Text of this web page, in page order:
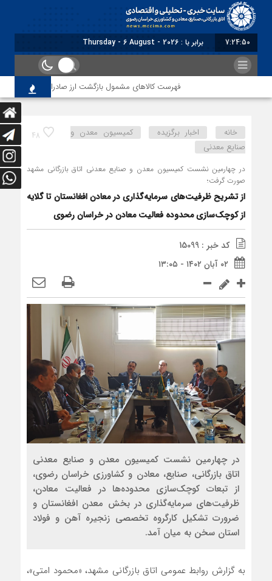
7:24:51 برابر با : Thursday - 6 August - 2026
فهرست کالاهای مشمول بازگشت ارز صادراتی از طریق سامانه
48 خانه اخبار برگزیده
کمیسیون معدن و
صنایع معدنی
در چهارمین نشست کمیسیون معدن و صنایع معدنی اتاق بازرگانی مشهد
صورت گرفت؛
از تشریح ظرفیت‌های سرمایه‌گذاری در معادن افغانستان تا گلایه
از کوچک‌سازی محدوده فعالیت معادن در خراسان رضوی
کد خبر : 15099
۰۲ آبان ۱۴۰۲ - ۱۳:۰۵
در چهارمین نشست کمیسیون معدن و صنایع معدنی
اتاق بازرگانی، صنایع، معادن و کشاورزی خراسان رضوی،
از تبعات کوچک‌سازی محدوده‌ها در فعالیت معادن،
ظرفیت‌های سرمایه‌گذاری در بخش معدن افغانستان و
ضرورت تشکیل کارگروه تخصصی زنجیره آهن و فولاد
استان سخن به میان آمد.
به گزارش روابط عمومی اتاق بازرگانی مشهد، «محمود امتی»،